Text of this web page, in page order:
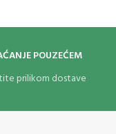
POUZEĆEM
prilikom dostave